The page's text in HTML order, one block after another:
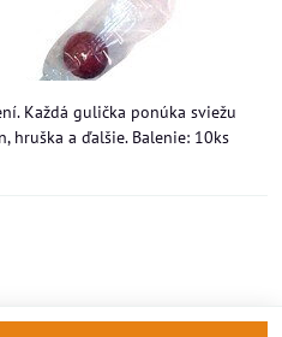
Každá gulička ponúka sviežu
hruška a ďalšie. Balenie: 10ks